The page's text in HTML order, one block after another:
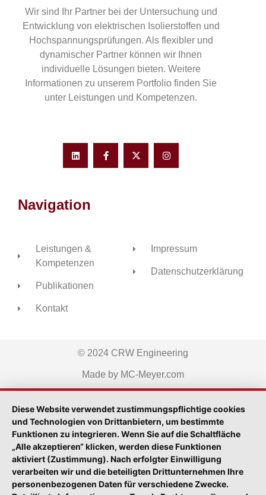
Wir sind Ihr Partner bei der Untersuchung und
Entwicklung von elektrischen Isolierstoffen und
Hochspannungsprüfungen. Als flexibler und
dynamischer Partner können wir Ihnen
individuelle Lösungen bieten. Weitere
Informationen zu unserem Portfolio finden Sie
unter Leistungen und Kompetenzen.
Navigation
Leistungen &
Kompetenzen
Publikationen
Kontakt
Impressum
Datenschutzerklärung
© 2024 CRW Engineering
Made by MC-Meyer.com
Diese Website verwendet zustimmungspflichtige cookies
und Technologien von Drittanbietern, um bestimmte
Funktionen zu integrieren. Wenn Sie auf die Schaltfläche
„Alle akzeptieren“ klicken, werden diese Funktionen
aktiviert (Zustimmung). Nach erfolgter Einwilligung
verarbeiten wir und die beteiligten Drittunternehmen Ihre
personenbezogenen Daten für verschiedene Zwecke.